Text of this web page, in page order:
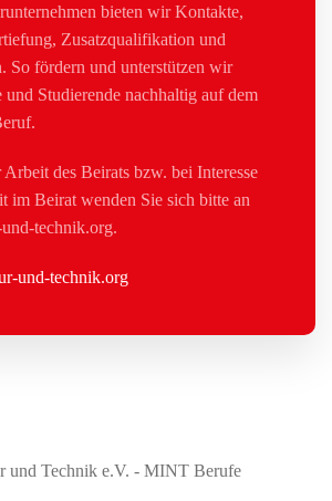
bieten wir Kontakte,
Zusatzqualifikation und
So fördern und unterstützen wir
Studierende nachhaltig auf dem
des Beirats bzw. bei Interesse
im Beirat wenden Sie sich bitte an
technik.org.
und-technik.org